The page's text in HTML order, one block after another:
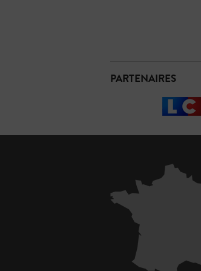
PARTENAIRES